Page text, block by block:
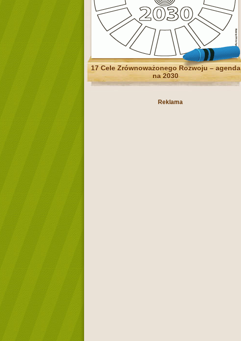
17 Cele Zrównoważonego Rozwoju – agenda
na 2030
Reklama